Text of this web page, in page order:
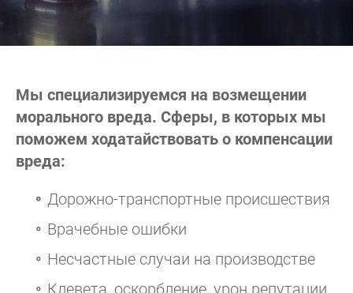
Мы специализируемся на возмещении
морального вреда. Сферы, в которых мы
поможем ходатайствовать о компенсации
вреда:
Дорожно-транспортные происшествия
Врачебные ошибки
Несчастные случаи на производстве
Клевета, оскорбление, урон репутации